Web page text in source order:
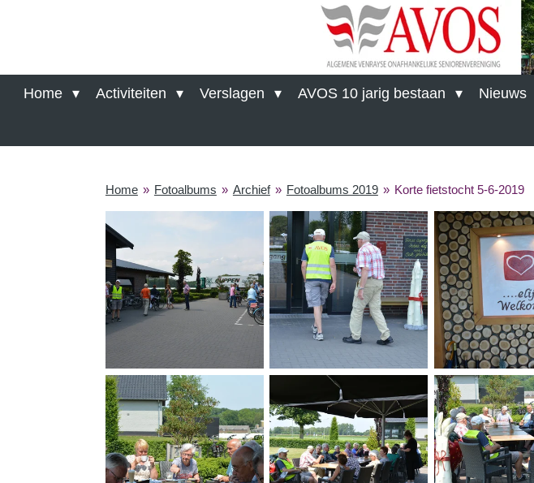
hoofdinhoud
Home Activiteiten Verslagen AVOS 10 jarig bestaan Nieuws
Home » Fotoalbums » Archief » Fotoalbums 2019 » Korte fietstocht 5-6-2019